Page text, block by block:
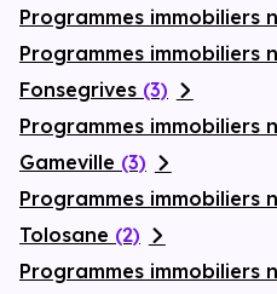
Programmes immobiliers
Programmes immobiliers
Fonsegrives (3)
Programmes immobiliers
Gameville (3)
Programmes immobiliers
Tolosane (2)
Programmes immobiliers